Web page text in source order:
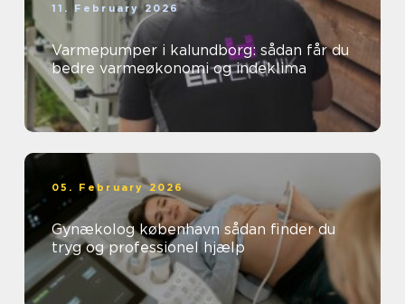
11. February 2026
Varmepumper i kalundborg: sådan får du
bedre varmeøkonomi og indeklima
05. February 2026
Gynækolog københavn sådan finder du
tryg og professionel hjælp